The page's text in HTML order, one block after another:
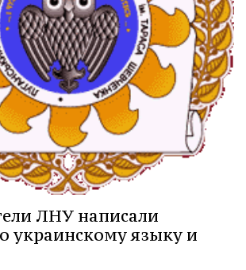
ЛНУ написали
украинскому языку и